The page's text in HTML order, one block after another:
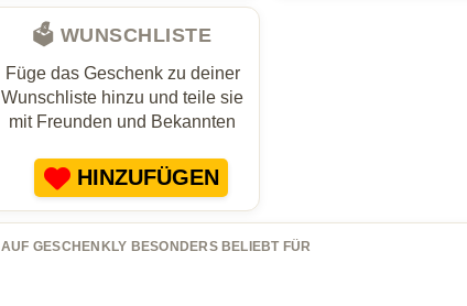
🗳️ WUNSCHLISTE
Füge das Geschenk zu deiner
Wunschliste hinzu und teile sie
mit Freunden und Bekannten
HINZUFÜGEN
AUF GESCHENKLY BESONDERS BELIEBT FÜR